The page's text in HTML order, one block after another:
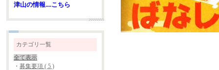
津山の情報....こちら
カテゴリ一覧
全て表示
・ 募集要項 ( 5 )